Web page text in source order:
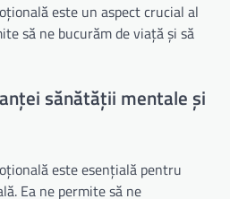
este un aspect crucial al
să ne bucurăm de viață și să
sănătății mentale și
este esențială pentru
Ea ne permite să ne